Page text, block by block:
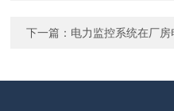
下一篇： 电力监控系统在厂